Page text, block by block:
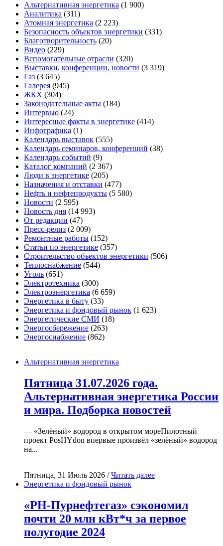
Альтернативная энергетика (1 900)
Аналитика (311)
Атомная энергетика (2 223)
Безопасность объектов энергетики (331)
Благотворительность (20)
Видео (229)
Вспомогательные отрасли (320)
Выставки, конференции, новости (3 319)
Газ (3 645)
Галерея (945)
ЖКХ (304)
Законодательные акты (184)
Интервью (24)
Интересные факты в энергетике (414)
Инфографика (1)
Календарь выставок (555)
Календарь семинаров, конференций (38)
Календарь событий (9)
Каталог компаний (2 367)
Люди в энергетике (205)
Назначения и отставки (477)
Нефть и нефтепродукты (5 580)
Новости (2 595)
Новость дня (14 993)
От редакции (47)
Пресс-релиз (2 009)
Ремонтные работы (152)
Статьи по энергетике (357)
Строительство объектов энергетики (506)
Теплоснабжение (544)
Уголь (651)
Электротехника (300)
Электроэнергетика (6 659)
Энергетика в быту (33)
Энергетика и фондовый рынок (1 623)
Энергетические СМИ (18)
Энергосбережение (263)
Энергоснабжение (862)
Альтернативная энергетика
Пятница 31.07.2026 года.
Альтернативная энергетика России
и мира. Подборка новостей
— «Зелёный» водород в открытом мореПилотный
проект PosHYdon впервые произвёл «зелёный» водород
на...
Пятница, 31 Июль 2026 /Читать далее
Энергетика и фондовый рынок
«РН-Пурнефтегаз» сэкономил
почти 20 млн кВт*ч за первое
полугодие 2024